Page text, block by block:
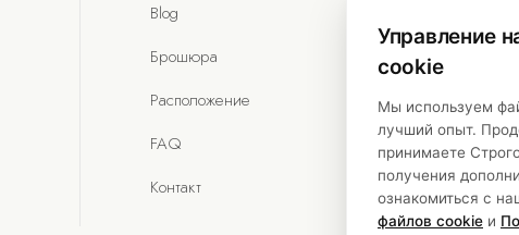
Blog
Брошюра
Расположение
FAQ
Контакт
Управление
cookie
Мы используем
лучший опыт.
принимаете
получения
ознакомиться с
файлов cookie и